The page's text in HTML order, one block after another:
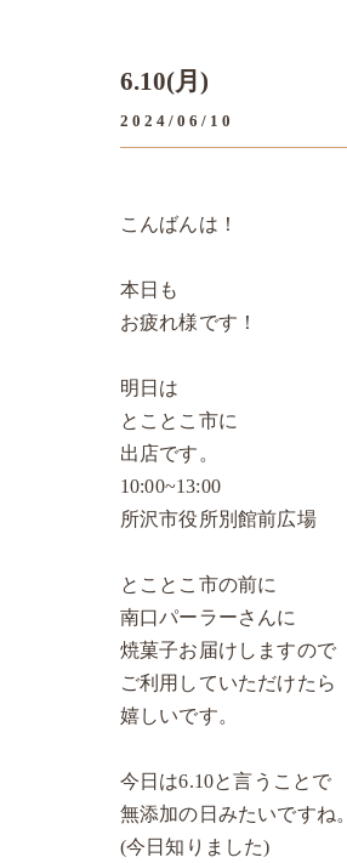
6.10(月)
2024/06/10
こんばんは！
本日も
お疲れ様です！
明日は
とことこ市に
出店です。
10:00~13:00
所沢市役所別館前広場
とことこ市の前に
南口パーラーさんに
焼菓子お届けしますので
ご利用していただけたら
嬉しいです。
今日は6.10と言うことで
無添加の日みたいですね。
(今日知りました)